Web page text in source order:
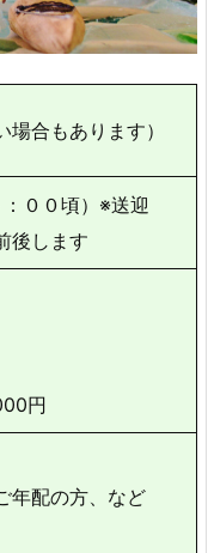
合もあります）
００頃）※送迎
後します
円
年配の方、など